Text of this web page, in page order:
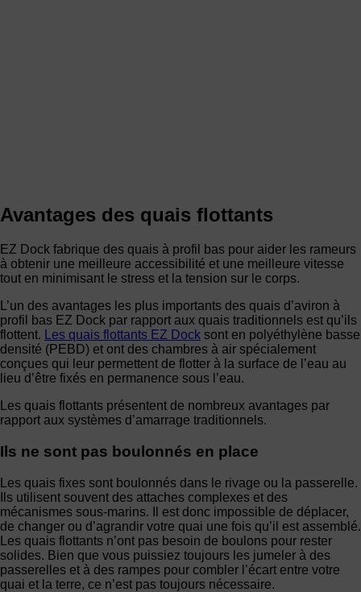
Avantages des quais flottants
EZ Dock fabrique des quais à profil bas pour aider les rameurs
à obtenir une meilleure accessibilité et une meilleure vitesse
tout en minimisant le stress et la tension sur le corps.
L’un des avantages les plus importants des quais d’aviron à
profil bas EZ Dock par rapport aux quais traditionnels est qu’ils
flottent.
Les quais flottants EZ Dock sont en polyéthylène basse
densité (PEBD) et ont des chambres à air spécialement
conçues qui leur permettent de flotter à la surface de l’eau au
lieu d’être fixés en permanence sous l’eau.
Les quais flottants présentent de nombreux avantages par
rapport aux systèmes d’amarrage traditionnels.
Ils ne sont pas boulonnés en place
Les quais fixes sont boulonnés dans le rivage ou la passerelle.
Ils utilisent souvent des attaches complexes et des
mécanismes sous-marins. Il est donc impossible de déplacer,
de changer ou d’agrandir votre quai une fois qu’il est assemblé.
Les quais flottants n’ont pas besoin de boulons pour rester
solides. Bien que vous puissiez toujours les jumeler à des
passerelles et à des rampes pour combler l’écart entre votre
quai et la terre, ce n’est pas toujours nécessaire.